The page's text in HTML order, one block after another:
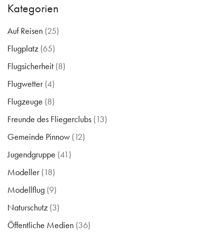
Kategorien
Auf Reisen (25)
Flugplatz (65)
Flugsicherheit (8)
Flugwetter(4)
Flugzeuge (8)
Freunde des Fliegerclubs (13)
Gemeinde Pinnow (12)
Jugendgruppe (41)
Modeller(18)
Modellflug (9)
Naturschutz (3)
Öffentliche Medien (36)